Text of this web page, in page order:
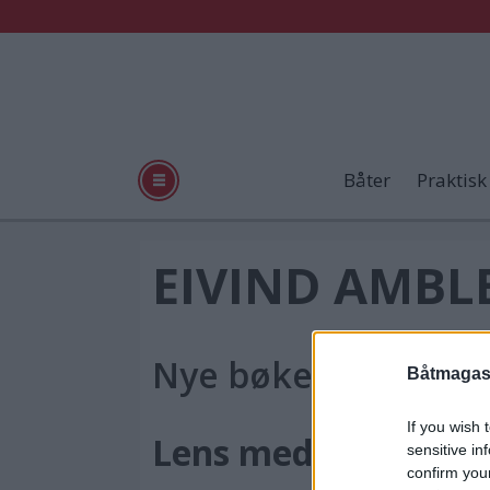
If you wish
sensitive
confirm
Båter Praktisk
EIVIND
Nye bøker
Lens med luft